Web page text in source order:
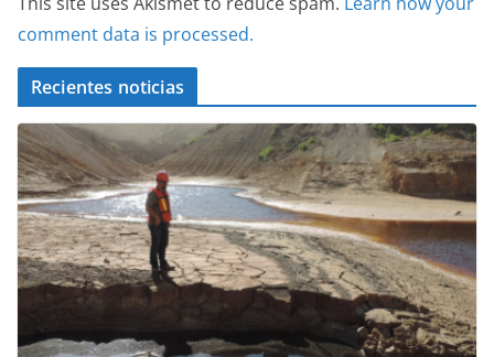
comment data is processed.
Recientes noticias